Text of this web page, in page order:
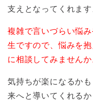
支えとなってくれます
複雑で言いづらい悩
生ですので、悩みを
に相談してみませんか
気持ちが楽になるか
来へと導いてくれるか